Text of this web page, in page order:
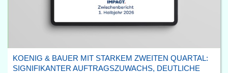
KOENIG & BAUER MIT STARKEM ZWEITEN QUARTAL:
SIGNIFIKANTER AUFTRAGSZUWACHS, DEUTLICHE